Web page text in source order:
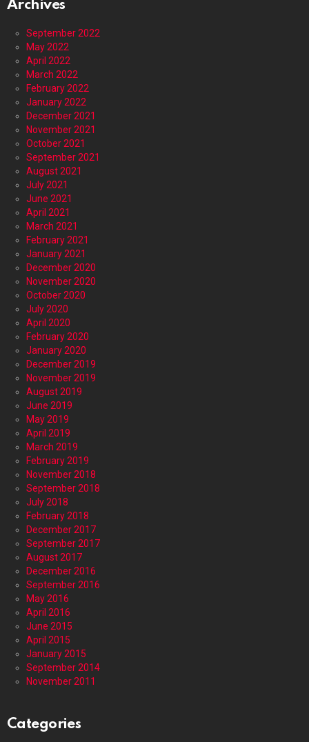
Archives
September 2022
May 2022
April 2022
March 2022
February 2022
January 2022
December 2021
November 2021
October 2021
September 2021
August 2021
July 2021
June 2021
April 2021
March 2021
February 2021
January 2021
December 2020
November 2020
October 2020
July 2020
April 2020
February 2020
January 2020
December 2019
November 2019
August 2019
June 2019
May 2019
April 2019
March 2019
February 2019
November 2018
September 2018
July 2018
February 2018
December 2017
September 2017
August 2017
December 2016
September 2016
May 2016
April 2016
June 2015
April 2015
January 2015
September 2014
November 2011
Categories